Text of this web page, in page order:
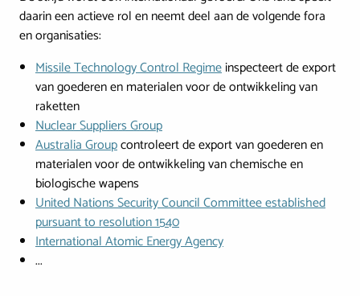
daarin een actieve rol en neemt deel aan de volgende fora
en organisaties:
Missile Technology Control Regimeinspecteert de export
van goederen en materialen voor de ontwikkeling van
raketten
Nuclear Suppliers Group
Australia Groupcontroleert de export van goederen en
materialen voor de ontwikkeling van chemische en
biologische wapens
United Nations Security Council Committee established
pursuant to resolution 1540
International Atomic Energy Agency
...